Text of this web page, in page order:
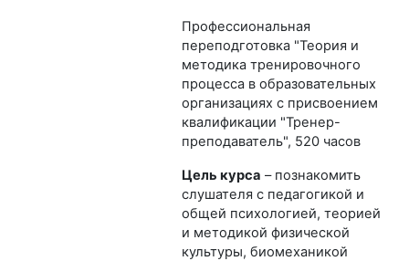
Профессиональная
переподготовка "Теория и
методика тренировочного
процесса в образовательных
организациях с присвоением
квалификации "Тренер-
преподаватель", 520 часов
Цель курса – познакомить
слушателя с педагогикой и
общей психологией, теорией
и методикой физической
культуры, биомеханикой